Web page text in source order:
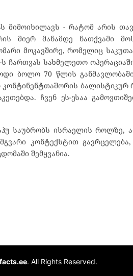
მიმოიხილავს - რატომ არის
მიერ მანამდე ნათქვამი
მოკავშირე, რომელიც
სახმელეთო
ბოლო 70 წლის
ბალისტიკურ
ჩვენ ეს-ესაა
საუბრობს ისრაელის როლზე,
კონტექსტით
შემყვანია.
. All Rights Reserved.